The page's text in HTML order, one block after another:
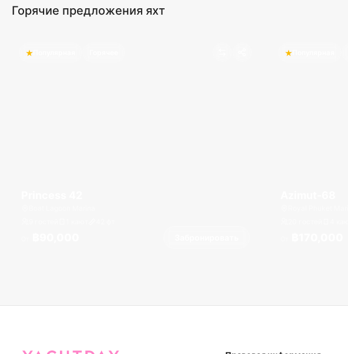
Горячие предложения яхт